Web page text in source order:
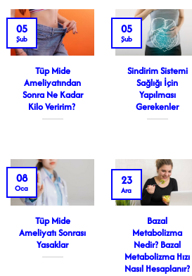
Tüp Mide
Ameliyatından
Sonra Ne Kadar
Kilo Veririm?
05
Şub
Sindirim Sistemi
Sağlığı İçin
Yapılması
Gerekenler
05
Şub
Tüp Mide
Ameliyatı Sonrası
Yasaklar
08
Oca
Bazal
Metabolizma
Nedir? Bazal
Metabolizma Hızı
Nasıl Hesaplanır?
23
Ara